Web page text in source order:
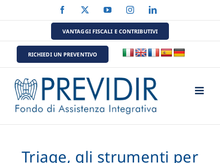
al
Facebook YouTubeInstagramLinkedIn
VANTAGGI FISCALI E CONTRIBUTIVI
RICHIEDI UN PREVENTIVO
Triage, gli strumenti per